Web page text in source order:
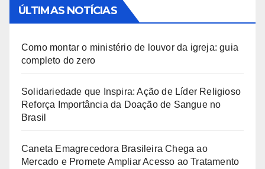
e
v
d
o
ÚLTIMAS NOTÍCIAS
Como montar o ministério de louvor da igreja: guia
completo do zero
Solidariedade que Inspira: Ação de Líder Religioso
Reforça Importância da Doação de Sangue no
Brasil
Caneta Emagrecedora Brasileira Chega ao
Mercado e Promete Ampliar Acesso ao Tratamento